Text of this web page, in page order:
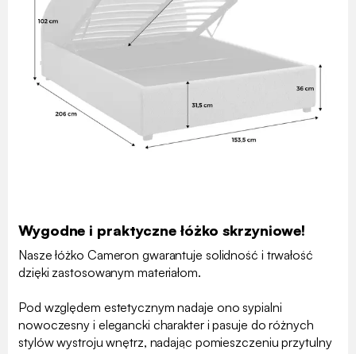
Wygodne i praktyczne łóżko skrzyniowe!
Nasze łóżko Cameron gwarantuje solidność i trwałość
dzięki zastosowanym materiałom.
Pod względem estetycznym nadaje ono sypialni
nowoczesny i elegancki charakter i pasuje do różnych
stylów wystroju wnętrz, nadając pomieszczeniu przytulny